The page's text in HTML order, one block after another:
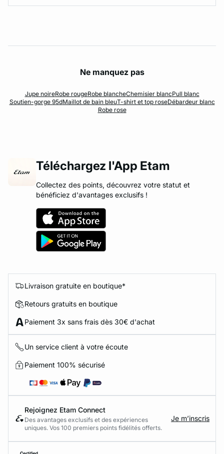
Ne manquez pas
Jupe noireRobe rougeRobe blancheChemisier blancPull blanc
Soutien-gorge 95dMaillot de bain bleuT-shirt et top roseDébardeur blanc
Robe rose
Téléchargez l'App Etam
Collectez des points, découvrez votre statut et
bénéficiez d'avantages exclusifs !
Livraison gratuite en boutique*
Retours gratuits en boutique
Paiement 3x sans frais dès 30€ d'achat
Un service client à votre écoute
Paiement 100% sécurisé
Rejoignez Etam Connect
Des avantages exclusifs et des expériences
uniques. Vos 100 premiers points fidélités offerts.
Je m’inscris